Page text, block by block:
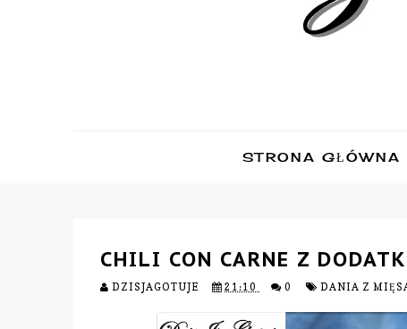
STRONA GŁÓWNA
CHILI CON CARNE Z
DZISJAGOTUJE 21:10 0 DANIA Z